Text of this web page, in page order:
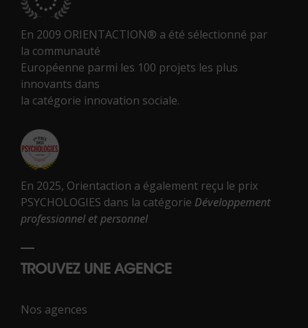
En 2009 ORIENTACTION® a été sélectionné par
la communauté
Européenne parmi les 100 projets les plus
innovants dans
la catégorie innovation sociale.
En 2025, Orientaction a également reçu le prix
PSYCHOLOGIES dans la catégorie Développement
professionnel et personnel
TROUVEZ UNE AGENCE
Nos agences